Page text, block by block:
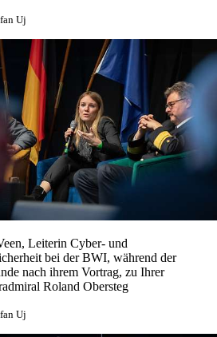
Uj
Leiterin Cyber- und
bei der BWI, während der
nach ihrem Vortrag, zu Ihrer
Roland Obersteg
Uj